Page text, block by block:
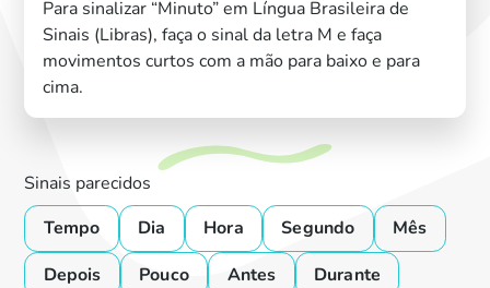
Para sinalizar “Minuto” em Língua Brasileira de
Sinais (Libras), faça o sinal da letra M e faça
movimentos curtos com a mão para baixo e para
cima.
Sinais parecidos
Tempo
Dia Hora Segundo
Mês
Depois
Pouco Antes
Durante